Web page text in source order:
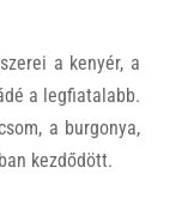
a kenyér, a
a legfiatalabb.
a burgonya,
kezdődött.